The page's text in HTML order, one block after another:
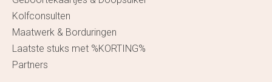
Kolfconsulten
Maatwerk & Borduringen
Laatste stuks met %KORTING%
Partners